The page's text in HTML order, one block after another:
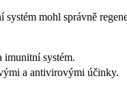
systém mohl správně
imunitní systém.
a antivirovými účinky.